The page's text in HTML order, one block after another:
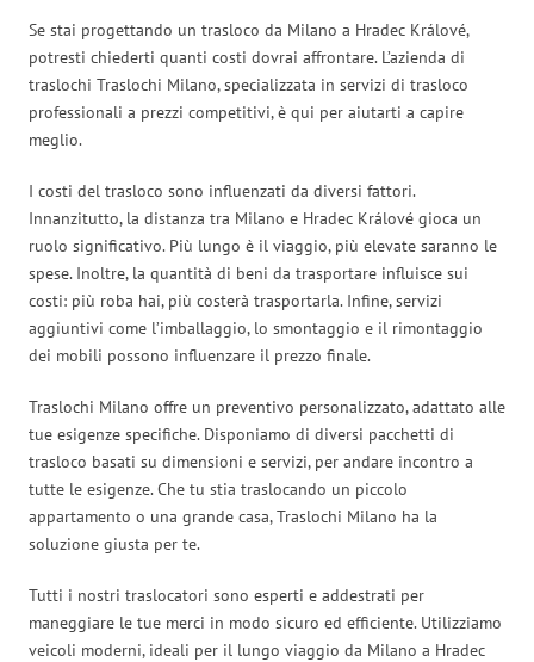
Se stai progettando un trasloco da Milano a Hradec Králové,
potresti chiederti quanti costi dovrai affrontare. L’azienda di
traslochi Traslochi Milano, specializzata in servizi di trasloco
professionali a prezzi competitivi, è qui per aiutarti a capire
meglio.
I costi del trasloco sono influenzati da diversi fattori.
Innanzitutto, la distanza tra Milano e Hradec Králové gioca un
ruolo significativo. Più lungo è il viaggio, più elevate saranno le
spese. Inoltre, la quantità di beni da trasportare influisce sui
costi: più roba hai, più costerà trasportarla. Infine, servizi
aggiuntivi come l’imballaggio, lo smontaggio e il rimontaggio
dei mobili possono influenzare il prezzo finale.
Traslochi Milano offre un preventivo personalizzato, adattato alle
tue esigenze specifiche. Disponiamo di diversi pacchetti di
trasloco basati su dimensioni e servizi, per andare incontro a
tutte le esigenze. Che tu stia traslocando un piccolo
appartamento o una grande casa, Traslochi Milano ha la
soluzione giusta per te.
Tutti i nostri traslocatori sono esperti e addestrati per
maneggiare le tue merci in modo sicuro ed efficiente. Utilizziamo
veicoli moderni, ideali per il lungo viaggio da Milano a Hradec